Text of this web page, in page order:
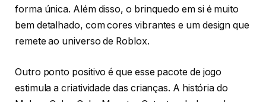
forma única. Além disso, o brinquedo em si é muito
bem detalhado, com cores vibrantes e um design que
remete ao universo de Roblox.
Outro ponto positivo é que esse pacote de jogo
estimula a criatividade das crianças. A história do